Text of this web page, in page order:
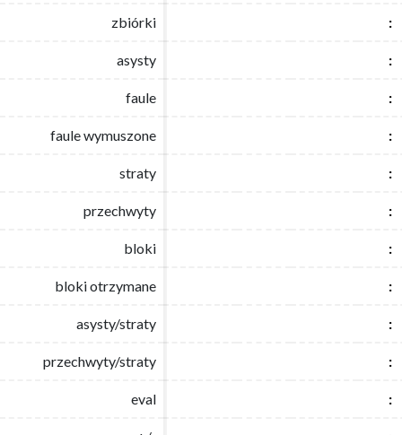
zbiórki :
asysty :
faule :
faule wymuszone :
straty :
przechwyty :
bloki :
bloki otrzymane :
asysty/straty :
przechwyty/straty :
eval :
zbiórki :
asysty :
faule :
faule wymuszone :
straty :
przechwyty :
bloki :
bloki otrzymane :
asysty/straty :
przechwyty/straty :
eval :